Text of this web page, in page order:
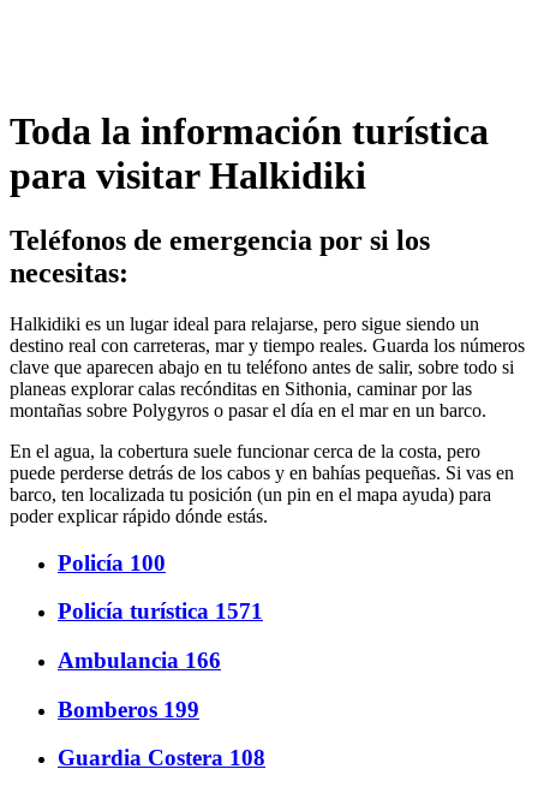
Toda la información turística
para visitar Halkidiki
Teléfonos de emergencia por si los
necesitas:
Halkidiki es un lugar ideal para relajarse, pero sigue siendo un
destino real con carreteras, mar y tiempo reales. Guarda los números
clave que aparecen abajo en tu teléfono antes de salir, sobre todo si
planeas explorar calas recónditas en Sithonia, caminar por las
montañas sobre Polygyros o pasar el día en el mar en un barco.
En el agua, la cobertura suele funcionar cerca de la costa, pero
puede perderse detrás de los cabos y en bahías pequeñas. Si vas en
barco, ten localizada tu posición (un pin en el mapa ayuda) para
poder explicar rápido dónde estás.
Policía 100
Policía turística 1571
Ambulancia 166
Bomberos 199
Guardia Costera 108